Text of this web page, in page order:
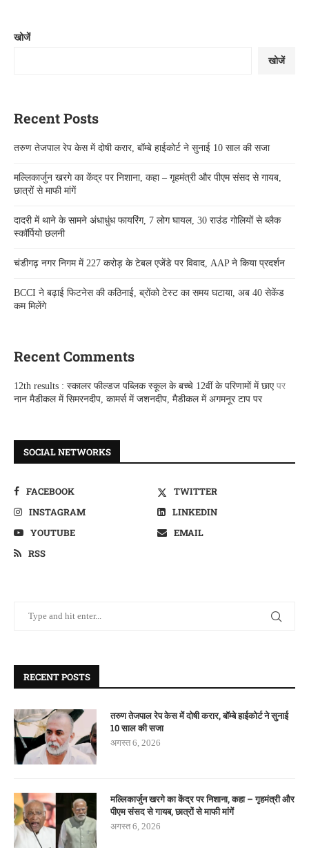
खोजें
खोजें
Recent Posts
तरुण तेजपाल रेप केस में दोषी करार, बॉम्बे हाईकोर्ट ने सुनाई 10 साल की सजा
मल्लिकार्जुन खरगे का केंद्र पर निशाना, कहा – गृहमंत्री और पीएम संसद से गायब,
छात्रों से माफी मांगें
दादरी में थाने के सामने अंधाधुंध फायरिंग, 7 लोग घायल, 30 राउंड गोलियों से ब्लैक
स्कॉर्पियो छलनी
चंडीगढ़ नगर निगम में 227 करोड़ के टेबल एजेंडे पर विवाद, AAP ने किया प्रदर्शन
BCCI ने बढ़ाई फिटनेस की कठिनाई, ब्रोंको टेस्ट का समय घटाया, अब 40 सेकेंड
कम मिलेंगे
Recent Comments
12th results : स्कालर फील्डज पब्लिक स्कूल के बच्चे 12वीं के परिणामों में छाएपर
नान मैडीकल में सिमरनदीप, कामर्स में जशनदीप, मैडीकल में अगमनूर टाप पर
SOCIAL NETWORKS
FACEBOOK
TWITTER
INSTAGRAM
LINKEDIN
YOUTUBE
EMAIL
RSS
RECENT POSTS
तरुण तेजपाल रेप केस में दोषी करार, बॉम्बे हाईकोर्ट ने सुनाई
10 साल की सजा
अगस्त 6, 2026
मल्लिकार्जुन खरगे का केंद्र पर निशाना, कहा – गृहमंत्री और
पीएम संसद से गायब, छात्रों से माफी मांगें
अगस्त 6, 2026